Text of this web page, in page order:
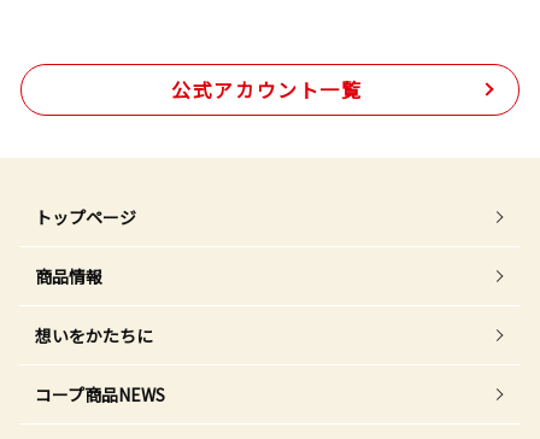
公式アカウント一覧
トップページ
商品情報
想いをかたちに
コープ商品NEWS